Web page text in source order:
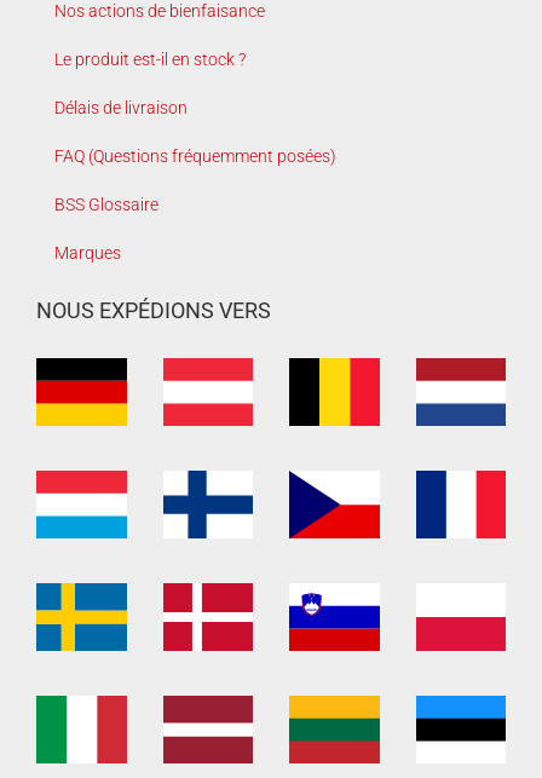
Nos actions de bienfaisance
Le produit est-il en stock ?
Délais de livraison
FAQ (Questions fréquemment posées)
BSS Glossaire
Marques
NOUS EXPÉDIONS VERS